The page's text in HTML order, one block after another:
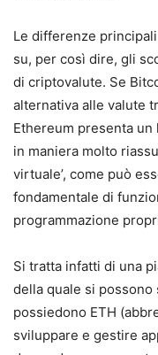
Le differenze
su, per così dire, gli
di criptovalute. Se
alternativa alle valute
Ethereum presenta
in maniera molto
virtuale’, come può
fondamentale di
programmazione
Si tratta infatti di una
della quale si
possiedono ETH
sviluppare e gestire